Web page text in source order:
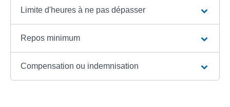
Limite d'heures à ne pas dépasser
Repos minimum
Compensation ou indemnisation